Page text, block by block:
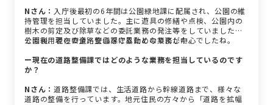
Nさん： 入庁後最初の6年間は公園緑地課に配属され、公園の維
持管理を担当していました。主に遊具の修繕や点検、公園内の
樹木の剪定及び除草などの委託業務の発注等をしていました。
公園利用者の安全・安心を守るための業務が中心でしたね。
その後、現在の道路整備課に異動となりました。
ー現在の道路整備課ではどのような業務を担当しているのです
か？
Nさん：道路整備課では、生活道路から幹線道路まで、様々な
道路の整備を行っています。地元住民の方々から「道路を拡幅